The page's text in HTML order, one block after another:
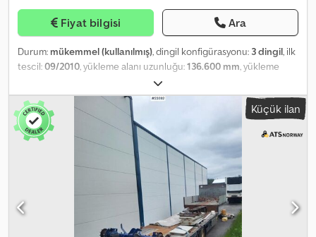
Fiyat bilgisi Ara
Durum: mükemmel (kullanılmış), dingil konfigürasyonu: 3 dingil, ilk
tescil:09/2010, yükleme alanı uzunluğu:136.600 mm, yükleme
, toplam uzunluk:
genişlik:2.500 mm, süspansiyon:hava, lastik boyutu:385/65 R22.5,
lastik durumu:40 yüzde , renk:
, Donanım:
ABS, = Ek Özellikler ve Aksesuarlar = - 3 aks - Kaldırılabilir aks -
Hava süspansiyonu - Disk frenler - Yönlendirilebilir aks = Ek Bilgiler
= Aks konfigürasyonu Lastik ölçüsü: 385/65 R22.5 Lastik diş
derinliği: %40 Arka aks 1: Yönlendirilebilir Ağırlıklar Boş ağırlık:
10.000 kg Yük kapasitesi: 35.000 kg Toplam ağırlık: 45.000 kg
Bakım, geçmiş ve durum APK (Teknik periyodik muayene):
09.2026'ya kadar geçerli Teknik durum: çok iyi Görsel durum: çok
iyi Finansal bilgiler Fiyat: Talep üzerine Tanımlama Plaka: QKW546
Küçük ilan